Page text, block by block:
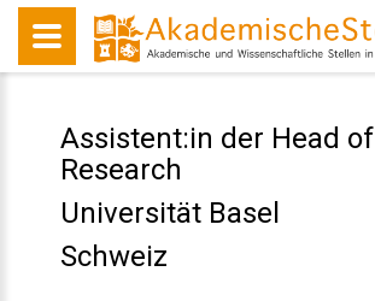
Assistent:in der Head of
Research
Universität Basel
Schweiz